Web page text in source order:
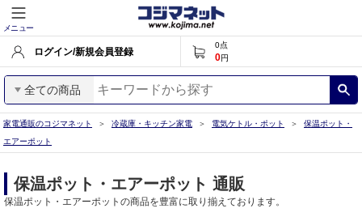
メニュー
ログイン/新規会員登録
0点
0円
全ての商品
家電通販のコジマネット 冷蔵庫・キッチン家電 電気ケトル・ポット
保温ポット・
エアーポット
保温ポット・エアーポット 通販
保温ポット・エアーポットの商品を豊富に取り揃えております。